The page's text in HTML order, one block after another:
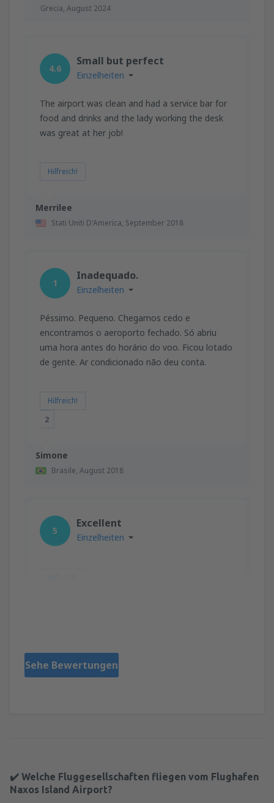
Grecia, August 2024
Merrilee
Stati Uniti D'America, September 2018
4.6
Small but perfect
Einzelheiten
The airport was clean and had a service bar for
food and drinks and the lady working the desk
was great at her job!
Hilfreich!
Simone
Brasile, August 2018
1
Inadequado.
Einzelheiten
Péssimo. Pequeno. Chegamos cedo e
encontramos o aeroporto fechado. Só abriu
uma hora antes do horário do voo. Ficou lotado
de gente. Ar condicionado não deu conta.
Hilfreich!
2
5
Excellent
Einzelheiten
Sehe Bewertungen
✔️ Welche Fluggesellschaften fliegen vom Flughafen
Naxos Island Airport?